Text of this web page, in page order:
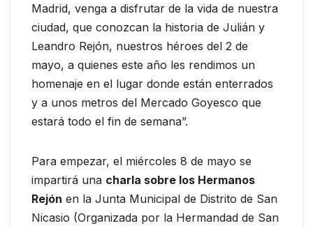
Madrid, venga a disfrutar de la vida de nuestra
ciudad, que conozcan la historia de Julián y
Leandro Rejón, nuestros héroes del 2 de
mayo, a quienes este año les rendimos un
homenaje en el lugar donde están enterrados
y a unos metros del Mercado Goyesco que
estará todo el fin de semana”.
Para empezar, el miércoles 8 de mayo se
impartirá una charla sobre los Hermanos
Rejón en la Junta Municipal de Distrito de San
Nicasio (Organizada por la Hermandad de San